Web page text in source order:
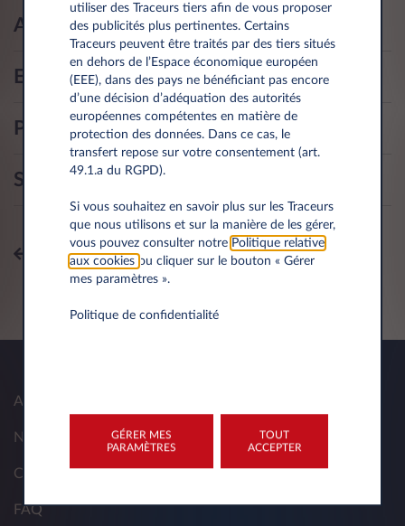
Assistance routière
Entretien de votre véhicule
Pneus
Sinistre
Tous les sujets
A propos de nous
Nos solutions
Contacts
FAQ
utiliser des Traceurs tiers afin de vous proposer
des publicités plus pertinentes. Certains
Traceurs peuvent être traités par des tiers situés
en dehors de l’Espace économique européen
(EEE), dans des pays ne bénéficiant pas encore
d’une décision d’adéquation des autorités
européennes compétentes en matière de
protection des données. Dans ce cas, le
transfert repose sur votre consentement (art.
49.1.a du RGPD).
Si vous souhaitez en savoir plus sur les Traceurs
que nous utilisons et sur la manière de les gérer,
vous pouvez consulter notre Politique relative
aux cookiesou cliquer sur le bouton « Gérer
mes paramètres ».
Politique de confidentialité
GÉRER MES
PARAMÈTRES
TOUT
ACCEPTER